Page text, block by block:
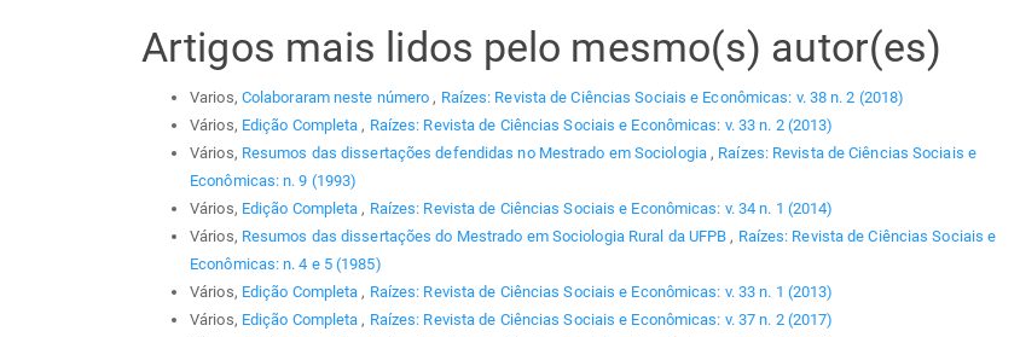
Artigos mais lidos pelo mesmo(s) autor(es)
Varios, Colaboraram neste número, Raízes: Revista de Ciências Sociais e Econômicas: v. 38 n. 2 (2018)
Vários, Edição Completa, Raízes: Revista de Ciências Sociais e Econômicas: v. 33 n. 2 (2013)
Vários, Resumos das dissertações defendidas no Mestrado em Sociologia, Raízes: Revista de Ciências Sociais e
Econômicas: n. 9 (1993)
Vários, Edição Completa, Raízes: Revista de Ciências Sociais e Econômicas: v. 34 n. 1 (2014)
Vários, Resumos das dissertações do Mestrado em Sociologia Rural da UFPB, Raízes: Revista de Ciências Sociais e
Econômicas: n. 4 e 5 (1985)
Vários, Edição Completa, Raízes: Revista de Ciências Sociais e Econômicas: v. 33 n. 1 (2013)
Vários, Edição Completa, Raízes: Revista de Ciências Sociais e Econômicas: v. 37 n. 2 (2017)